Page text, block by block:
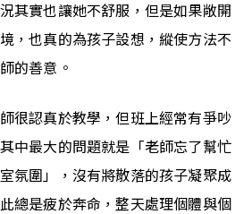
其實也讓她不舒服，但是如果敞開
，也真的為孩子設想，縱使方法不
的善意。
很認真於教學，但班上經常有爭吵
中最大的問題就是「老師忘了幫忙
氛圍」，沒有將散落的孩子凝聚成
總是疲於奔命，整天處理個體與個